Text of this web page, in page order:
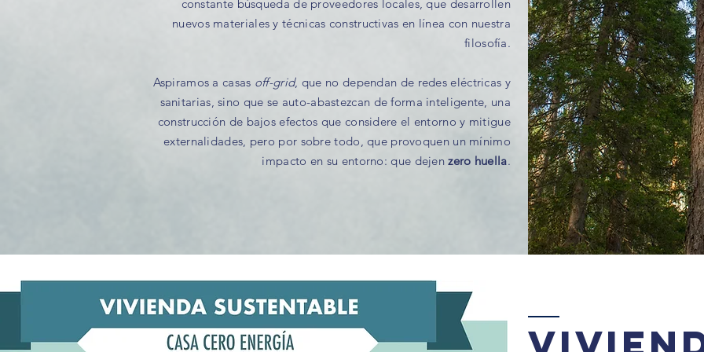
constante búsqueda de proveedores locales, que desarrollen
nuevos materiales y técnicas constructivas en línea con nuestra
filosofía.
Aspiramos a casas off-grid, que no dependan de redes eléctricas y
sanitarias, sino que se auto-abastezcan de forma inteligente, una
construcción de bajos efectos que considere el entorno y mitigue
externalidades, pero por sobre todo, que provoquen un mínimo
impacto en su entorno: que dejenzero huella.